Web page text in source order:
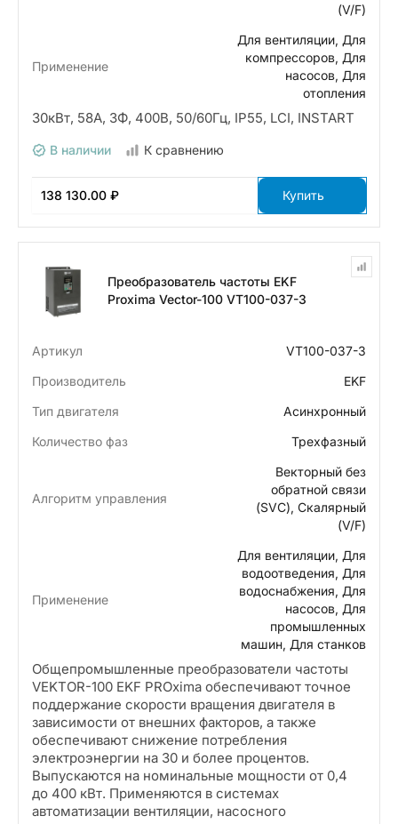
(V/F)
Применение
Для вентиляции, Для
компрессоров, Для
насосов, Для
отопления
30кВт, 58А, 3Ф, 400В, 50/60Гц, IP55, LCI, INSTART
В наличии К сравнению
138 130.00 ₽ Купить
Преобразователь частоты EKF
Proxima Vector-100 VT100-037-3
Артикул
VT100-037-3
Производитель
EKF
Тип двигателя
Асинхронный
Количество фаз
Трехфазный
Алгоритм управления
Векторный без
обратной связи
(SVC), Скалярный
(V/F)
Применение
Для вентиляции, Для
водоотведения, Для
водоснабжения, Для
насосов, Для
промышленных
машин, Для станков
Общепромышленные преобразователи частоты
VEKTOR-100 EKF PROxima обеспечивают точное
поддержание скорости вращения двигателя в
зависимости от внешних факторов, а также
обеспечивают снижение потребления
электроэнергии на 30 и более процентов.
Выпускаются на номинальные мощности от 0,4
до 400 кВт. Применяются в системах
автоматизации вентиляции, насосного